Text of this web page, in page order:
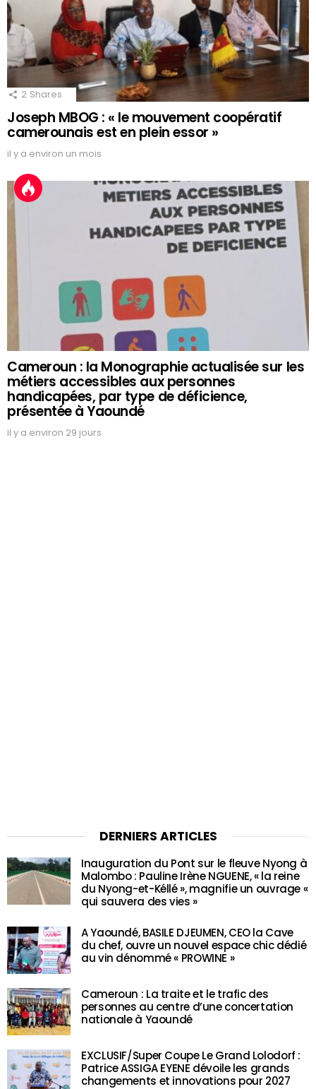
2 Shares
Joseph MBOG : « le mouvement coopératif
camerounais est en plein essor »
il y a environ un mois
Cameroun : la Monographie actualisée sur les
métiers accessibles aux personnes
handicapées, par type de déficience,
présentée à Yaoundé
il y a environ 29 jours
DERNIERS ARTICLES
Inauguration du Pont sur le fleuve Nyong à
Malombo : Pauline Irène NGUENE, « la reine
du Nyong-et-Kéllé », magnifie un ouvrage «
qui sauvera des vies »
A Yaoundé, BASILE DJEUMEN, CEO la Cave
du chef, ouvre un nouvel espace chic dédié
au vin dénommé « PROWINE »
Cameroun : La traite et le trafic des
personnes au centre d’une concertation
nationale à Yaoundé
EXCLUSIF/Super Coupe Le Grand Lolodorf :
Patrice ASSIGA EYENE dévoile les grands
changements et innovations pour 2027